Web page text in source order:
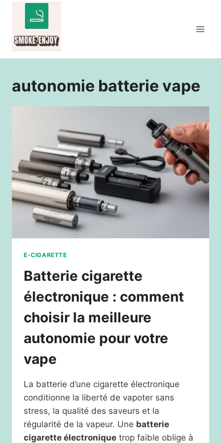
contenu
autonomie batterie vape
E-CIGARETTE
Batterie cigarette
électronique : comment
choisir la meilleure
autonomie pour votre
vape
La batterie d’une cigarette électronique
conditionne la liberté de vapoter sans
stress, la qualité des saveurs et la
régularité de la vapeur. Une batterie
cigarette électronique trop faible oblige à